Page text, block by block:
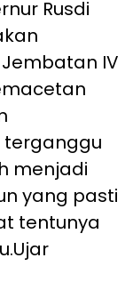
Rusdi
IV
terganggu
menjadi
yang pasti
tentunya